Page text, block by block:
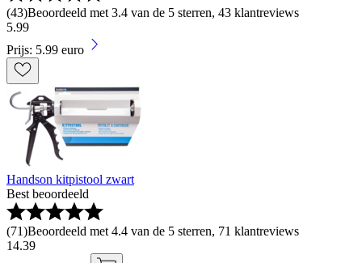
(43)Beoordeeld met 3.4 van de 5 sterren, 43 klantreviews
5.99
Prijs: 5.99 euro
Handson kitpistool zwart
Best beoordeeld
(71)Beoordeeld met 4.4 van de 5 sterren, 71 klantreviews
14.39